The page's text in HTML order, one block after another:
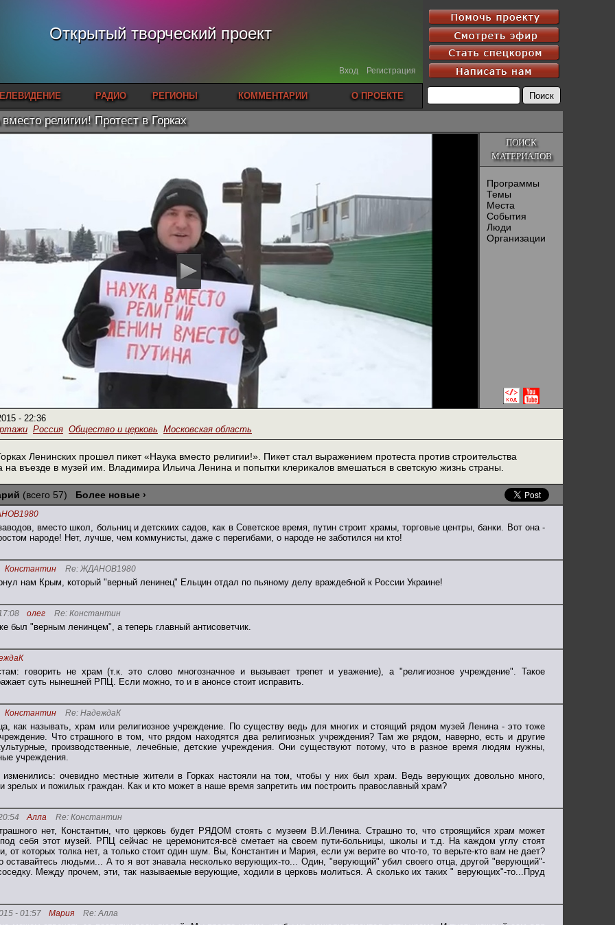
Открытый творческий проект
Вход Регистрация
РАДИО РЕГИОНЫ КОММЕНТАРИИ О ПРОЕКТЕ
религии! Протест в Горках
ПОИСК
МАТЕРИАЛОВ
Программы
Темы
Места
События
Люди
Организации
- 22:36
Россия Общество и церковь Московская область
Ленинских прошел пикет «Наука вместо религии!». Пикет стал выражением протеста против строительства
на въезде в музей им. Владимира Ильича Ленина и попытки клерикалов вмешаться в светскую жизнь страны.
(всего 57) Более новые ›
вместо школ, больниц и детскиих садов, как в Советское время, путин строит храмы, торговые центры, банки. Вот она -
народе! Нет, лучше, чем коммунисты, даже с перегибами, о народе не заботился ни кто!
Константин Re: ЖДАНОВ1980
нам Крым, который "верный ленинец" Ельцин отдал по пьяному делу враждебной к России Украине!
олег Re: Константин
был "верным ленинцем", а теперь главный антисоветчик.
говорить не храм (т.к. это слово многозначное и вызывает трепет и уважение), а "религиозное учреждение". Такое
суть нынешней РПЦ. Если можно, то и в анонсе стоит исправить.
Константин Re: НадеждаК
как называть, храм или религиозное учреждение. По существу ведь для многих и стоящий рядом музей Ленина - это тоже
Что страшного в том, что рядом находятся два религиозных учреждения? Там же рядом, наверно, есть и другие
производственные, лечебные, детские учреждения. Они существуют потому, что в разное время людям нужны,
учреждения.
очевидно местные жители в Горках настояли на том, чтобы у них был храм. Ведь верующих довольно много,
зрелых и пожилых граждан. Как и кто может в наше время запретить им построить православный храм?
Алла Re: Константин
нет, Константин, что церковь будет РЯДОМ стоять с музеем В.И.Ленина. Страшно то, что строящийся храм может
себя этот музей. РПЦ сейчас не церемонится-всё сметает на своем пути-больницы, школы и т.д. На каждом углу стоят
от которых толка нет, а только стоит один шум. Вы, Константин и Мария, если уж верите во что-то, то верьте-кто вам не дает?
оставайтесь людьми... А то я вот знавала несколько верующих-то... Один, "верующий" убил своего отца, другой "верующий"-
Между прочем, эти, так называемые верующие, ходили в церковь молиться. А сколько их таких " верующих"-то...Пруд
- 01:57 Мария Re: Алла